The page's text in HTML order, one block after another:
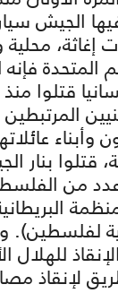
الجيش
إغاثة،
المتحدة
المرتبطين
وأبناء
قتلوا بنار
من
للهلال
لإنقاذ